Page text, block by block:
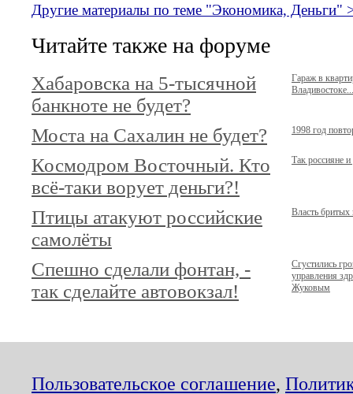
Другие материалы по теме "Экономика, Деньги"
Читайте также на форуме
Хабаровска на 5-тысячной
банкноте не будет?
Гараж в
Моста на Сахалин не будет? 1998 год
Космодром Восточный. Кто
всё-таки ворует деньги?!
Так россияне
Птицы атакуют российские
самолёты
Власть бритых
Спешно сделали фонтан, -
так сделайте автовокзал!
Сгустились
управления
Жуковым
Пользовательское соглашение,